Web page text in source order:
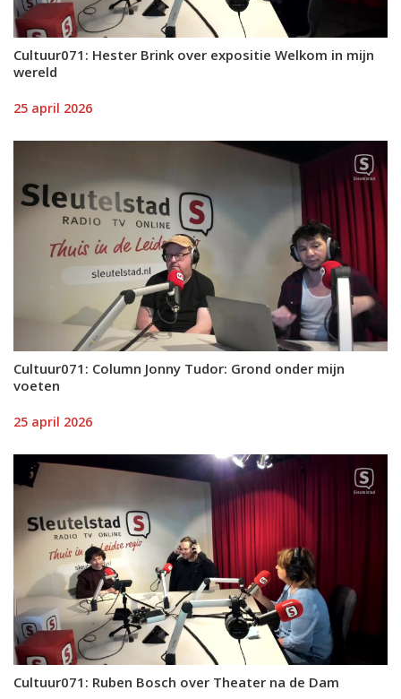
Cultuur071: Hester Brink over expositie Welkom in mijn
wereld
25 april 2026
Cultuur071: Column Jonny Tudor: Grond onder mijn
voeten
25 april 2026
Cultuur071: Ruben Bosch over Theater na de Dam